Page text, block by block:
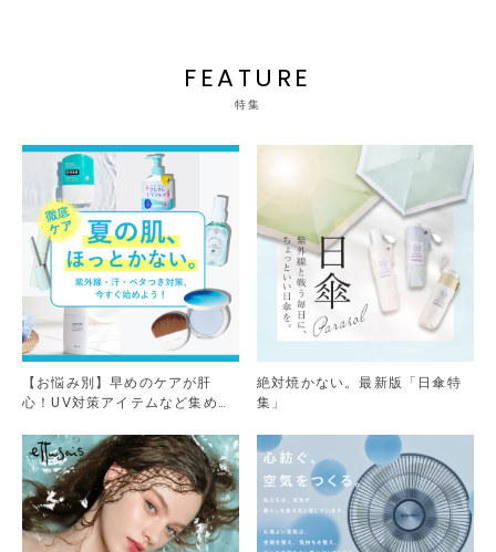
FEATURE
特集
【お悩み別】早めのケアが肝
心！UV対策アイテムなど集めま
絶対焼かない。最新版「日傘特
集」